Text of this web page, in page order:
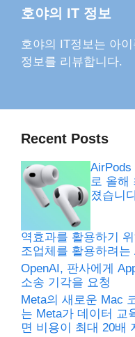
호야의 IT 정보
호야의 IT정보는 아
정보를 리뷰합니다.
Recent Posts
AirPods
로 올해
졌습니
역효과를 활용하기
조업체를 활용하려는
OpenAI, 판사에게
소송 기각을 요청
Meta의 새로운 Mac
는 Meta가 데이터 교
면 비용이 최대 20배